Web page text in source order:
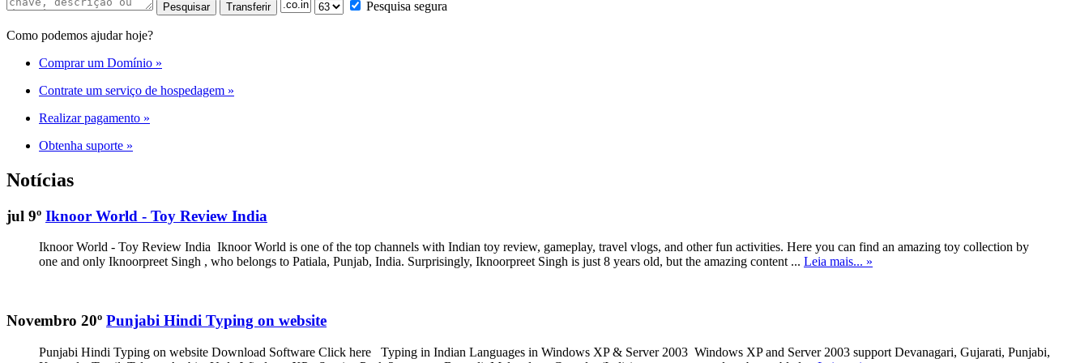
Pesquisa segura
Como podemos ajudar hoje?
Comprar um Domínio »
Contrate um serviço de hospedagem »
Realizar pagamento »
Obtenha suporte »
Notícias
jul 9º Iknoor World - Toy Review India
Iknoor World - Toy Review India Iknoor World is one of the top channels with Indian toy review, gameplay, travel vlogs, and other fun activities. Here you can find an amazing toy collection by
one and only Iknoorpreet Singh , who belongs to Patiala, Punjab, India. Surprisingly, Iknoorpreet Singh is just 8 years old, but the amazing content ... Leia mais... »
Novembro 20º Punjabi Hindi Typing on website
Punjabi Hindi Typing on website Download Software Click here Typing in Indian Languages in Windows XP & Server 2003 Windows XP and Server 2003 support Devanagari, Gujarati, Punjabi,